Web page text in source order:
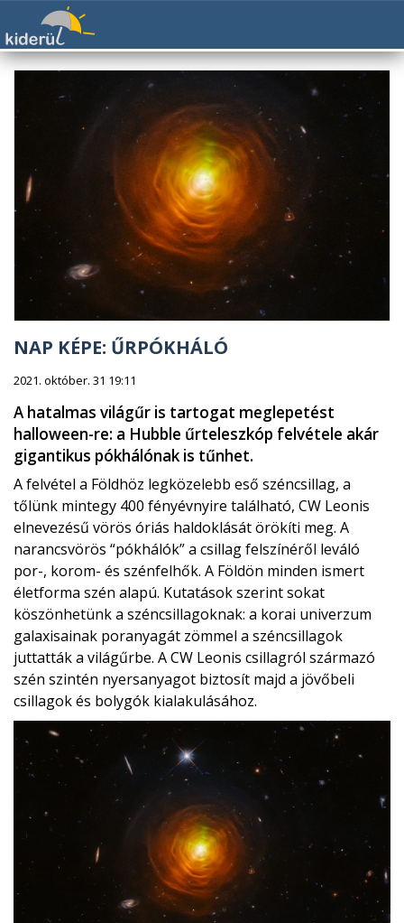
NAP KÉPE: ŰRPÓKHÁLÓ
2021. október. 31 19:11
A hatalmas világűr is tartogat meglepetést
halloween-re: a Hubble űrteleszkóp felvétele akár
gigantikus pókhálónak is tűnhet.
A felvétel a Földhöz legközelebb eső széncsillag, a
tőlünk mintegy 400 fényévnyire található, CW Leonis
elnevezésű vörös óriás haldoklását örökíti meg. A
narancsvörös “pókhálók” a csillag felszínéről leváló
por-, korom- és szénfelhők. A Földön minden ismert
életforma szén alapú. Kutatások szerint sokat
köszönhetünk a széncsillagoknak: a korai univerzum
galaxisainak poranyagát zömmel a széncsillagok
juttatták a világűrbe. A CW Leonis csillagról származó
szén szintén nyersanyagot biztosít majd a jövőbeli
csillagok és bolygók kialakulásához.